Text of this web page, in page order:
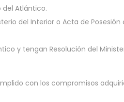
Atlántico.
del Interior o Acta de
y tengan Resolución del
con los compromisos